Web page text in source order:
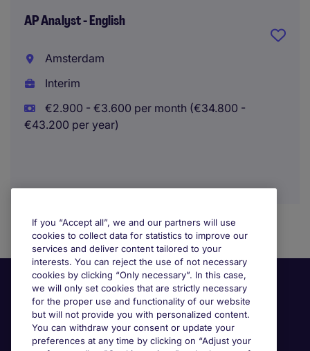
AP Analyst - English
Amsterdam
Interim
€2.900 - €3.600 per month (€34.800 -
€43.200 per year)
If you “Accept all”, we and our partners will use
cookies to collect data for statistics to improve our
services and deliver content tailored to your
interests. You can reject the use of not necessary
cookies by clicking “Only necessary”. In this case,
we will only set cookies that are strictly necessary
for the proper use and functionality of our website
but will not provide you with personalized content.
You can withdraw your consent or update your
preferences at any time by clicking on “Adjust your